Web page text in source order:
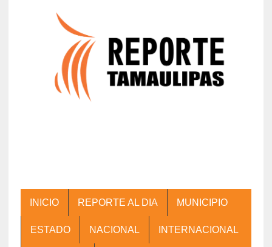
INICIO REPORTE AL DIA MUNICIPIO
ESTADO NACIONAL INTERNACIONAL